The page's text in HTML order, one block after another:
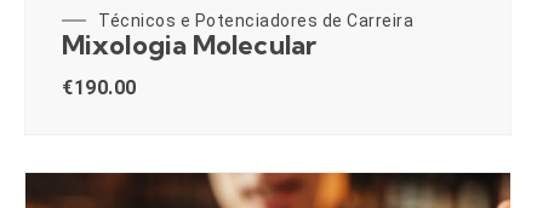
Técnicos e Potenciadores de Carreira
Mixologia Molecular
€190.00